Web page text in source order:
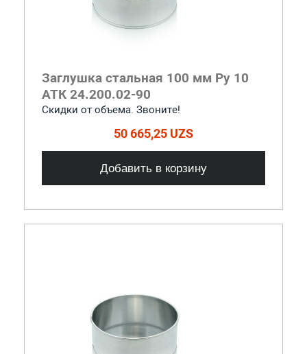
Заглушка стальная 100 мм Ру 10
АТК 24.200.02-90
Скидки от объема. Звоните!
50 665,25 UZS
Добавить в корзину